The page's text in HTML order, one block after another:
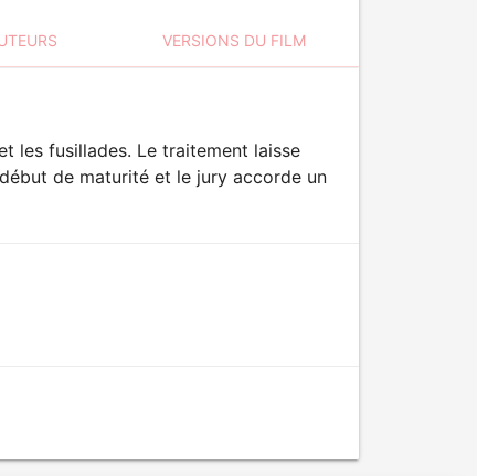
VERSIONS DU FILM
les fusillades. Le traitement laisse
de maturité et le jury accorde un